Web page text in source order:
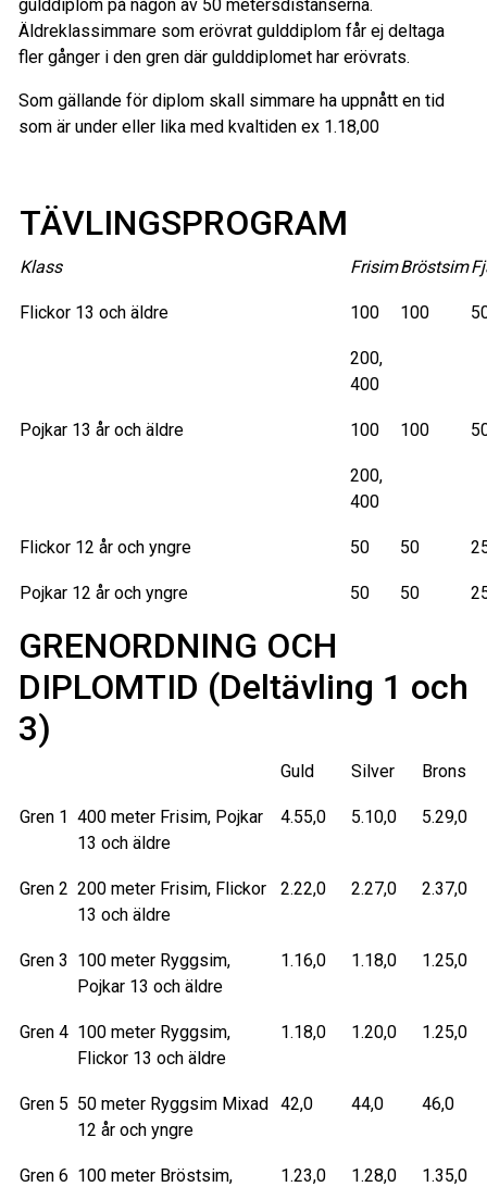
gulddiplom på någon av 50 metersdistanserna.
Äldreklassimmare som erövrat gulddiplom får ej deltaga
fler gånger i den gren där gulddiplomet har erövrats.
Som gällande för diplom skall simmare ha uppnått en tid
som är under eller lika med kvaltiden ex 1.18,00
TÄVLINGSPROGRAM
Klass FrisimBröstsim
Flickor 13 och äldre 100 100
200,
400
Pojkar 13 år och äldre 100 100
200,
400
Flickor 12 år och yngre 50 50
Pojkar 12 år och yngre 50 50
GRENORDNING OCH
DIPLOMTID (Deltävling 1 och
3)
Guld Silver Brons
Gren 1 400 meter Frisim, Pojkar
13 och äldre
4.55,0 5.10,0 5.29,0
Gren 2 200 meter Frisim, Flickor
13 och äldre
2.22,0 2.27,0 2.37,0
Gren 3 100 meter Ryggsim,
Pojkar 13 och äldre
1.16,0 1.18,0 1.25,0
Gren 4 100 meter Ryggsim,
Flickor 13 och äldre
1.18,0 1.20,0 1.25,0
Gren 5 50 meter Ryggsim Mixad
12 år och yngre
42,0 44,0 46,0
Gren 6 100 meter Bröstsim,
1.23,0 1.28,0 1.35,0